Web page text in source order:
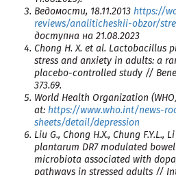
Ведомости, 18.11.2013 https://
reviews/analiticheskii-obzor/
доступна на 21.08.2023
Chong H. X. et al. Lactobacillus
stress and anxiety in adults: a
placebo-controlled study //
373.69.
World Health Organization
at: https://www.who.int/news-
sheets/detail/depression
Liu G., Chong H.X., Chung F.Y.L.,
plantarum DR7 modulated
microbiota associated with
pathways in stressed adults // Int